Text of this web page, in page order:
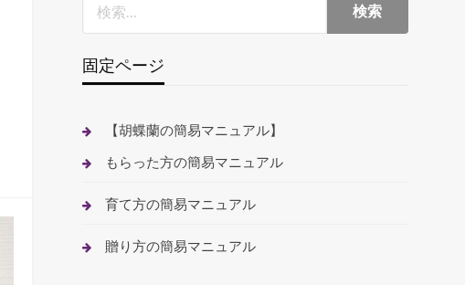
固定ページ
【胡蝶蘭の簡易マニュアル】
もらった方の簡易マニュアル
育て方の簡易マニュアル
贈り方の簡易マニュアル